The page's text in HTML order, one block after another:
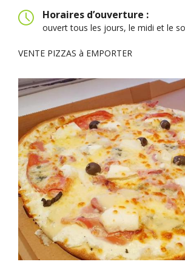
Horaires d’ouverture :
ouvert tous les jours, le midi et le
VENTE PIZZAS à EMPORTER